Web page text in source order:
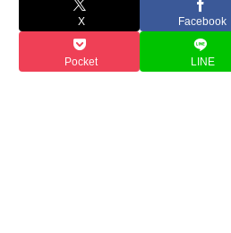
X Facebook
Pocket LINE